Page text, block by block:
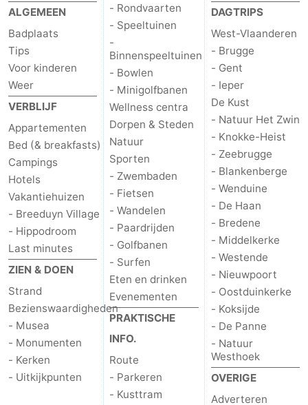
ALGEMEEN
Badplaats
Tips
Voor kinderen
Weer
VERBLIJF
Appartementen
Bed (& breakfasts)
Campings
Hotels
Vakantiehuizen
- Breeduyn Village
- Hippodroom
Last minutes
ZIEN & DOEN
Strand
Bezienswaardigheden
- Musea
- Monumenten
- Kerken
- Uitkijkpunten
- Rondvaarten
- Speeltuinen
-
Binnenspeeltuinen
- Bowlen
- Minigolfbanen
Wellness centra
Dorpen & Steden
Natuur
Sporten
- Zwembaden
- Fietsen
- Wandelen
- Paardrijden
- Golfbanen
- Surfen
Eten en drinken
Evenementen
PRAKTISCHE
INFO.
Route
- Parkeren
- Kusttram
DAGTRIPS
West-Vlaanderen
- Brugge
- Gent
- Ieper
De Kust
- Natuur Het Zwin
- Knokke-Heist
- Zeebrugge
- Blankenberge
- Wenduine
- De Haan
- Bredene
- Middelkerke
- Westende
- Nieuwpoort
- Oostduinkerke
- Koksijde
- De Panne
- Natuur
Westhoek
OVERIGE
Adverteren